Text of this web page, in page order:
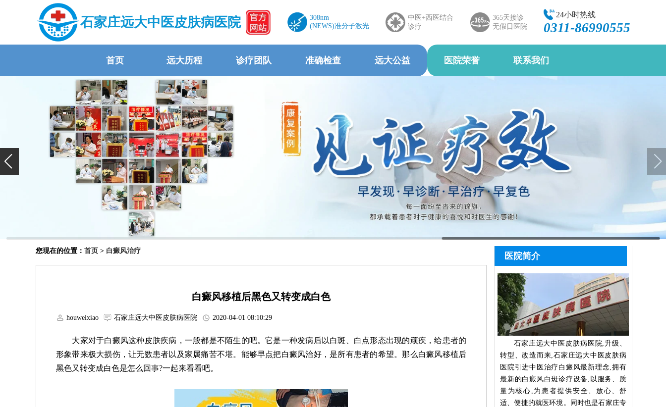
石家庄远大中医皮肤病医院
308nm
(NEWS)准分子激光
中医+西医结合
诊疗
365天接诊
无假日医院
24小时热线
0311-86990555
首页 远大历程 诊疗团队 准确检查 远大公益 医院荣誉 联系我们
您现在的位置： 首页 > 白癜风治疗
白癜风移植后黑色又转变成白色
houweixiao 石家庄远大中医皮肤病医院 2020-04-01 08:10:29
大家对于白癜风这种皮肤疾病，一般都是不陌生的吧。它是一种发病后以白斑、白点形态出现的顽疾，给患者的
形象带来极大损伤，让无数患者以及家属痛苦不堪。能够早点把白癜风治好，是所有患者的希望。那么白癜风移植后
黑色又转变成白色是怎么回事?一起来看看吧。
医院简介
石家庄远大中医皮肤病医院,升级、
转型、改造而来,石家庄远大中医皮肤病
医院引进中医治疗白癜风最新理念,拥有
最新的白癜风白斑诊疗设备,以服务、质
量为核心,为患者提供安全、放心、舒
适、便捷的就医环境。同时也是石家庄专